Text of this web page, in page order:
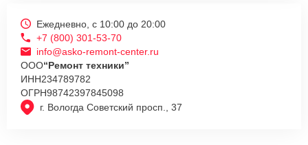
г. Вологда Советский просп., 37
Ежедневно, с 10:00 до 20:00
+7 (800) 301-53-70
info@asko-remont-center.ru
ООО“Ремонт техники”
ИНН234789782
ОГРН98742397845098